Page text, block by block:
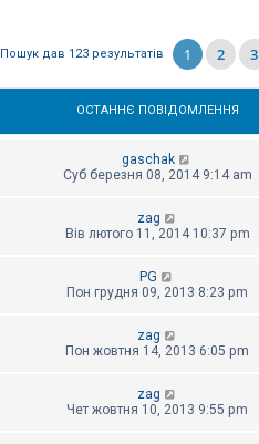
Пошук дав 123 результатів 1 2 3
ОСТАННЄ ПОВІДОМЛЕННЯ
gaschak
Суб березня 08, 2014 9:14 am
zag
Вів лютого 11, 2014 10:37 pm
PG
Пон грудня 09, 2013 8:23 pm
zag
Пон жовтня 14, 2013 6:05 pm
zag
Чет жовтня 10, 2013 9:55 pm